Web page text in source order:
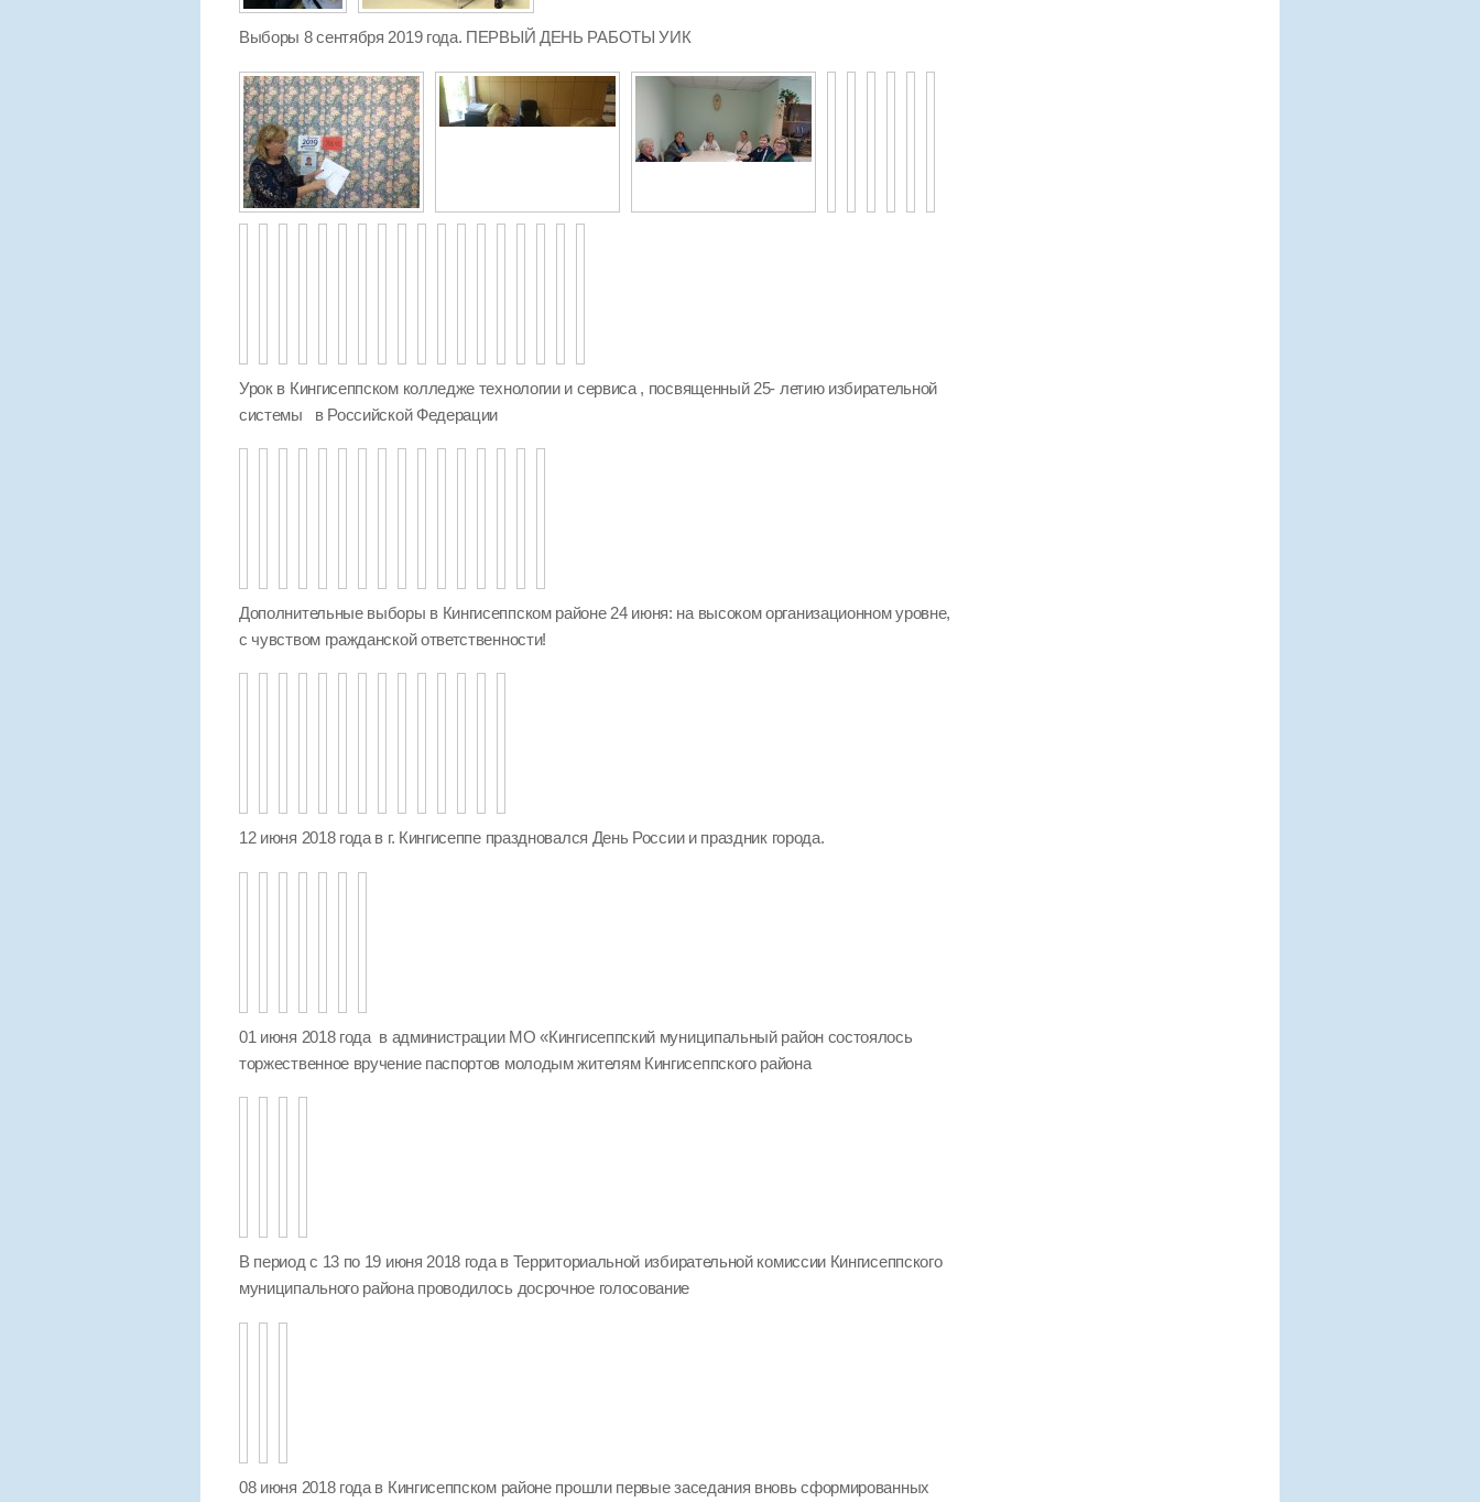
Выборы 8 сентября 2019 года. ПЕРВЫЙ ДЕНЬ РАБОТЫ УИК
Урок в Кингисеппском колледже технологии и сервиса , посвященный 25- летию избирательной
системы в Российской Федерации
Дополнительные выборы в Кингисеппском районе 24 июня: на высоком организационном уровне,
с чувством гражданской ответственности!
12 июня 2018 года в г. Кингисеппе праздновался День России и праздник города.
01 июня 2018 года в администрации МО «Кингисеппский муниципальный район состоялось
торжественное вручение паспортов молодым жителям Кингисеппского района
В период с 13 по 19 июня 2018 года в Территориальной избирательной комиссии Кингисеппского
муниципального района проводилось досрочное голосование
08 июня 2018 года в Кингисеппском районе прошли первые заседания вновь сформированных